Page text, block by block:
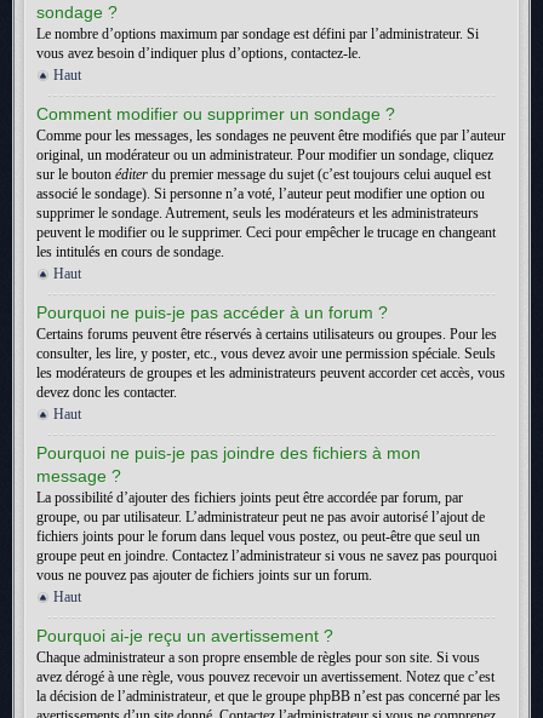
sondage ?
Le nombre d’options maximum par sondage est défini par l’administrateur. Si
vous avez besoin d’indiquer plus d’options, contactez-le.
Haut
Comment modifier ou supprimer un sondage ?
Comme pour les messages, les sondages ne peuvent être modifiés que par l’auteur
original, un modérateur ou un administrateur. Pour modifier un sondage, cliquez
sur le bouton éditer du premier message du sujet (c’est toujours celui auquel est
associé le sondage). Si personne n’a voté, l’auteur peut modifier une option ou
supprimer le sondage. Autrement, seuls les modérateurs et les administrateurs
peuvent le modifier ou le supprimer. Ceci pour empêcher le trucage en changeant
les intitulés en cours de sondage.
Haut
Pourquoi ne puis-je pas accéder à un forum ?
Certains forums peuvent être réservés à certains utilisateurs ou groupes. Pour les
consulter, les lire, y poster, etc., vous devez avoir une permission spéciale. Seuls
les modérateurs de groupes et les administrateurs peuvent accorder cet accès, vous
devez donc les contacter.
Haut
Pourquoi ne puis-je pas joindre des fichiers à mon
message ?
La possibilité d’ajouter des fichiers joints peut être accordée par forum, par
groupe, ou par utilisateur. L’administrateur peut ne pas avoir autorisé l’ajout de
fichiers joints pour le forum dans lequel vous postez, ou peut-être que seul un
groupe peut en joindre. Contactez l’administrateur si vous ne savez pas pourquoi
vous ne pouvez pas ajouter de fichiers joints sur un forum.
Haut
Pourquoi ai-je reçu un avertissement ?
Chaque administrateur a son propre ensemble de règles pour son site. Si vous
avez dérogé à une règle, vous pouvez recevoir un avertissement. Notez que c’est
la décision de l’administrateur, et que le groupe phpBB n’est pas concerné par les